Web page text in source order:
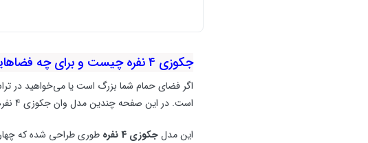
جکوزی 4 نفره چیست و برای چه فضاهایی مناسب است؟
اگر فضای حمام شما بزرگ است یا می‌خواهید در
است. در این صفحه چندین مدل وان جکوزی 4 نفره (و مدل‌های مشابه 3 نفره) را برای شما معرفی می‌کنیم.
این مدلجکوزی 4 نفره
طوری طراحی شده که چهار